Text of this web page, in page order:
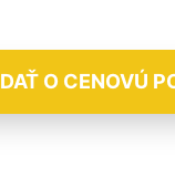
O CENOVÚ